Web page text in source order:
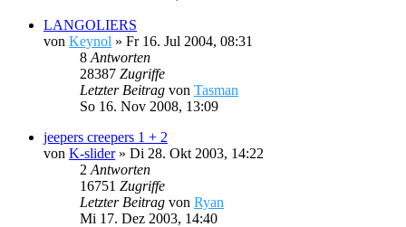
LANGOLIERS
von Keynol » Fr 16. Jul 2004, 08:31
8 Antworten
28387 Zugriffe
Letzter Beitrag von Tasman
So 16. Nov 2008, 13:09
jeepers creepers 1 + 2
von K-slider» Di 28. Okt 2003, 14:22
2 Antworten
16751 Zugriffe
Letzter Beitrag von Ryan
Mi 17. Dez 2003, 14:40